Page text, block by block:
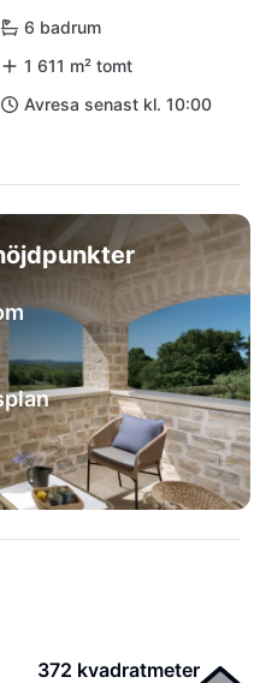
6 badrum
1 611 m² tomt
Avresa senast kl. 10:00
372 kvadratmeter